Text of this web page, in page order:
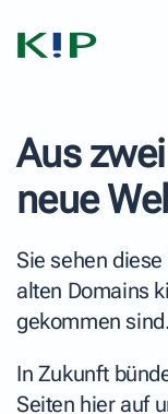
Zum
Aus
neue
Sie sehen
alten Domains
gekommen sind.
In Zukunft
Seiten hier auf